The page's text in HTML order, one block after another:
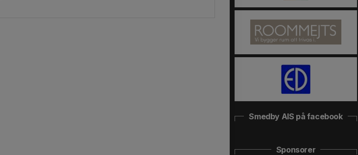
Smedby AIS på facebook
Sponsorer